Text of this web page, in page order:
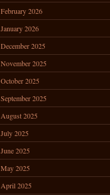
February 2026
January 2026
December 2025
November 2025
October 2025
September 2025
August 2025
July 2025
June 2025
May 2025
April 2025